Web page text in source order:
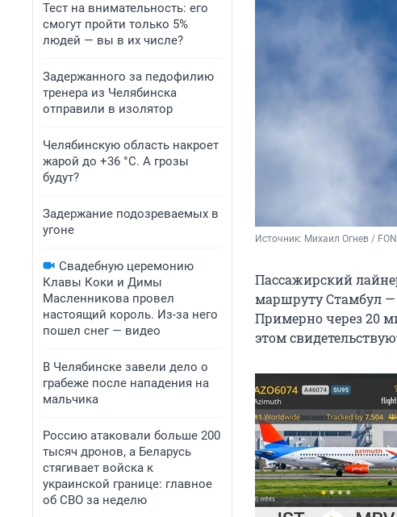
Тест на внимательность: его
смогут пройти только 5%
людей — вы в их числе?
Задержанного за педофилию
тренера из Челябинска
отправили в изолятор
Челябинскую область накроет
жарой до +36 °C. А грозы
будут?
Задержание подозреваемых в
угоне
Свадебную церемонию
Клавы Коки и Димы
Масленникова провел
настоящий король. Из-за него
пошел снег — видео
В Челябинске завели дело о
грабеже после нападения на
мальчика
Россию атаковали больше 200
тысяч дронов, а Беларусь
стягивает войска к
украинской границе: главное
об СВО за неделю
Источник: Михаил Огнев /
Пассажирский
маршруту Стамбул —
Примерно через 20
этом